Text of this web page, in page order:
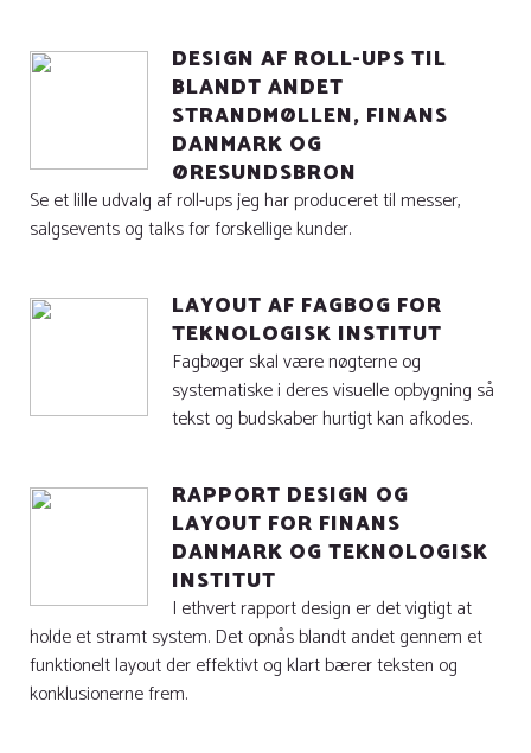
DESIGN AF ROLL-UPS TIL
BLANDT ANDET
STRANDMØLLEN, FINANS
DANMARK OG
ØRESUNDSBRON
Se et lille udvalg af roll-ups jeg har produceret til messer,
salgsevents og talks for forskellige kunder.
LAYOUT AF FAGBOG FOR
TEKNOLOGISK INSTITUT
Fagbøger skal være nøgterne og
systematiske i deres visuelle opbygning så
tekst og budskaber hurtigt kan afkodes.
RAPPORT DESIGN OG
LAYOUT FOR FINANS
DANMARK OG TEKNOLOGISK
INSTITUT
I ethvert rapport design er det vigtigt at
holde et stramt system. Det opnås blandt andet gennem et
funktionelt layout der effektivt og klart bærer teksten og
konklusionerne frem.